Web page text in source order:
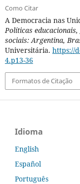
Como Citar
A Democracia nas
Políticas
sociais: Argentina,
Universitária. https://
4.p13-36
Formatos de Citação
Idioma
English
Español
Português